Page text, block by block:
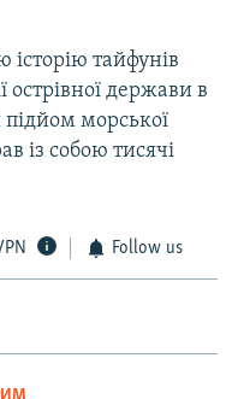
тайфунів
острівної держави в
підйом морської
із собою тисячі
Follow us